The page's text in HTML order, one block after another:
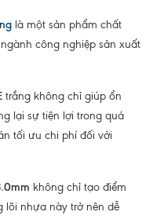
là một sản phẩm chất
công nghiệp sản xuất
trắng không chỉ giúp ổn
lại sự tiện lợi trong quá
tối ưu chi phí đối với
không chỉ tạo điểm
lõi nhựa này trở nên dễ